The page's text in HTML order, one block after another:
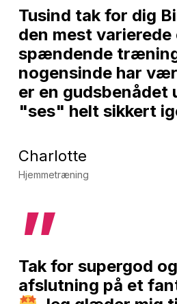
Tusind tak for dig
den mest varierede
spændende
nogensinde har
er en gudsbenådet
"ses" helt sikkert
Charlotte
Hjemmetræning
”
Tak for supergod
afslutning på et